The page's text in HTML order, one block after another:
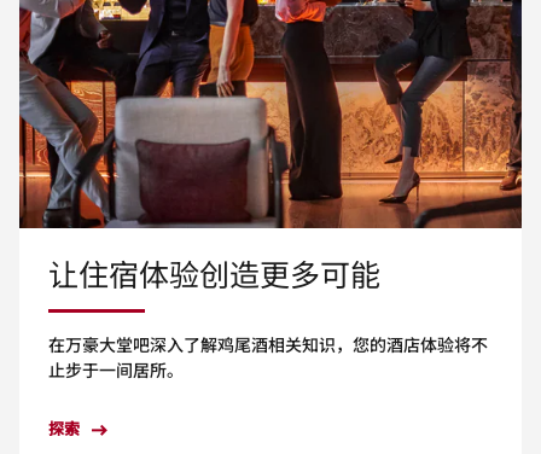
让住宿体验创造更多可能
在万豪大堂吧深入了解鸡尾酒相关知识，您的酒店体验将不
止步于一间居所。
探索